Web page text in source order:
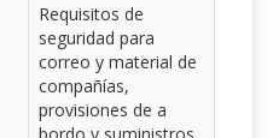
Requisitos de
seguridad para
correo y material de
compañías,
provisiones de a